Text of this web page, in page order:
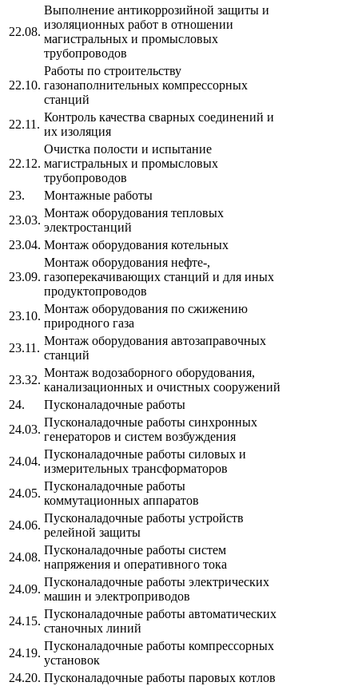
22.08.
Выполнение антикоррозийной защиты и
изоляционных работ в отношении
магистральных и промысловых
трубопроводов
22.10.
Работы по строительству
газонаполнительных компрессорных
станций
22.11.
Контроль качества сварных соединений и
их изоляция
22.12.
Очистка полости и испытание
магистральных и промысловых
трубопроводов
23.
Монтажные работы
23.03.
Монтаж оборудования тепловых
электростанций
23.04. Монтаж оборудования котельных
23.09.
Монтаж оборудования нефте-,
газоперекачивающих станций и для иных
продуктопроводов
23.10.
Монтаж оборудования по сжижению
природного газа
23.11.
Монтаж оборудования автозаправочных
станций
23.32.
Монтаж водозаборного оборудования,
канализационных и очистных сооружений
24.
Пусконаладочные работы
24.03.
Пусконаладочные работы синхронных
генераторов и систем возбуждения
24.04.
Пусконаладочные работы силовых и
измерительных трансформаторов
24.05.
Пусконаладочные работы
коммутационных аппаратов
24.06.
Пусконаладочные работы устройств
релейной защиты
24.08.
Пусконаладочные работы систем
напряжения и оперативного тока
24.09.
Пусконаладочные работы электрических
машин и электроприводов
24.15.
Пусконаладочные работы автоматических
станочных линий
24.19.
Пусконаладочные работы компрессорных
установок
24.20. Пусконаладочные работы паровых котлов